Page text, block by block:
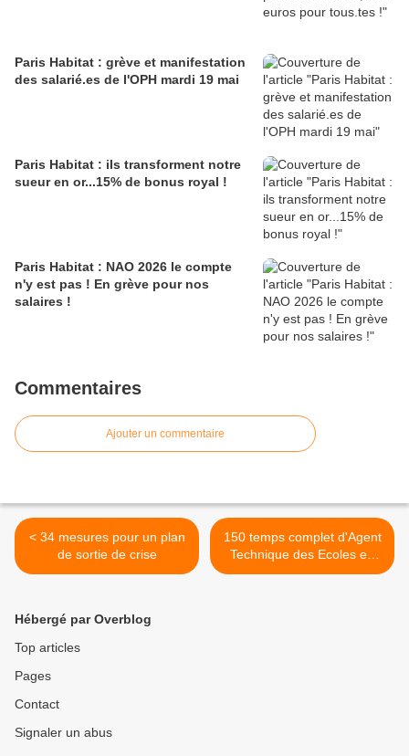
Paris Habitat : grève et manifestation
des salarié.es de l'OPH mardi 19 mai
Paris Habitat : ils transforment notre
sueur en or...15% de bonus royal !
Paris Habitat : NAO 2026 le compte
n'y est pas ! En grève pour nos
salaires !
Commentaires
Ajouter un commentaire
< 34 mesures pour un plan
de sortie de crise
150 temps complet d'Agent
Technique des Ecoles en
renfort pour 6 mois suite à
Hébergé par Overblog
Top articles
Pages
Contact
Signaler un abus